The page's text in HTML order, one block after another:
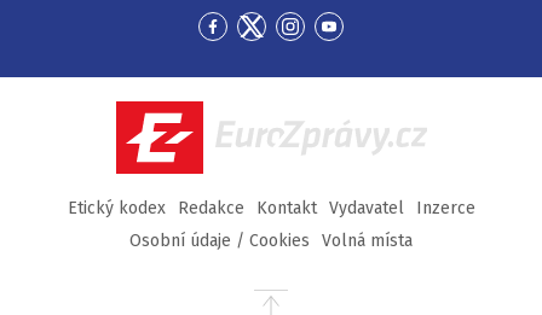
Přejít
Facebook
Přejít
Twitter
Přejít
Instagram
Přejít
YouTube
EuroZprávy.cz
Etický kodex Redakce Kontakt Vydavatel
Inzerce
Osobní údaje / Cookies
Volná místa
Přejít